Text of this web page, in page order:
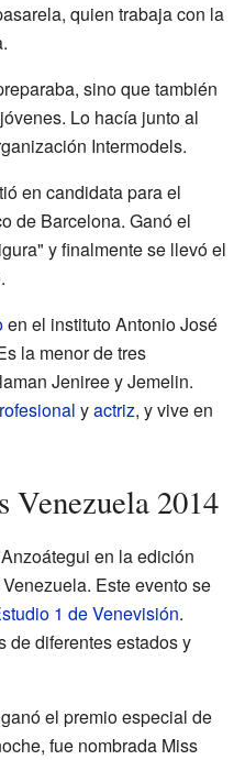
quien trabaja con la
sino que también
Lo hacía junto al
Intermodels.
en candidata para el
de Barcelona. Ganó el
y finalmente se llevó el
en el instituto Antonio José
la menor de tres
Jeniree y Jemelin.
yactriz, y vive en
Venezuela 2014
en la edición
Este evento se
1 de Venevisión.
de diferentes estados y
el premio especial de
fue nombrada Miss